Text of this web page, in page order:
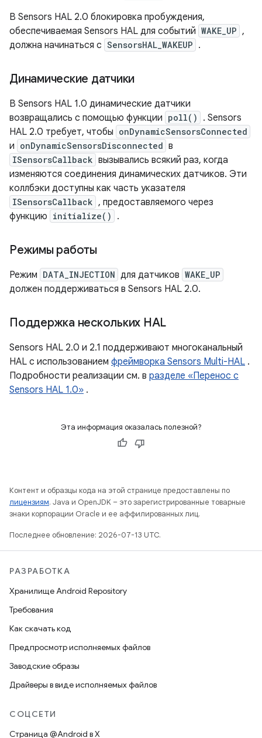
В Sensors HAL 2.0 блокировка пробуждения,
обеспечиваемая Sensors HAL для событий WAKE_UP ,
должна начинаться с SensorsHAL_WAKEUP .
Динамические датчики
В Sensors HAL 1.0 динамические датчики
возвращались с помощью функции poll()
. Sensors
HAL 2.0 требует, чтобы onDynamicSensorsConnected
и onDynamicSensorsDisconnected в
ISensorsCallback вызывались всякий раз, когда
изменяются соединения динамических датчиков. Эти
коллбэки доступны как часть указателя
ISensorsCallback , предоставляемого через
функцию initialize() .
Режимы работы
Режим DATA_INJECTION для датчиков WAKE_UP
должен поддерживаться в Sensors HAL 2.0.
Поддержка нескольких HAL
Sensors HAL 2.0 и 2.1 поддерживают многоканальный
HAL с использованием фреймворка Sensors Multi-HAL .
Подробности реализации см. в разделе «Перенос с
Sensors HAL 1.0» .
Эта информация оказалась полезной?
Контент и образцы кода на этой странице предоставлены по
лицензиям. Java и OpenJDK – это зарегистрированные товарные
знаки корпорации Oracle и ее аффилированных лиц.
Последнее обновление: 2026-07-13 UTC.
РАЗРАБОТКА
Хранилище Android Repository
Требования
Как скачать код
Предпросмотр исполняемых файлов
Заводские образы
Драйверы в виде исполняемых файлов
СОЦСЕТИ
Страница @Android в X